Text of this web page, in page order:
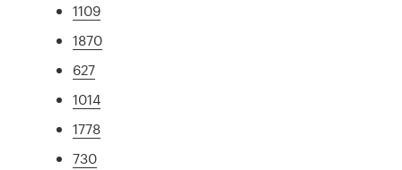
1109
1870
627
1014
1778
730